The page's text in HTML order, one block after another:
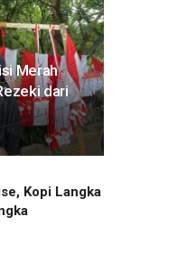
Merah
dari
Kopi Langka